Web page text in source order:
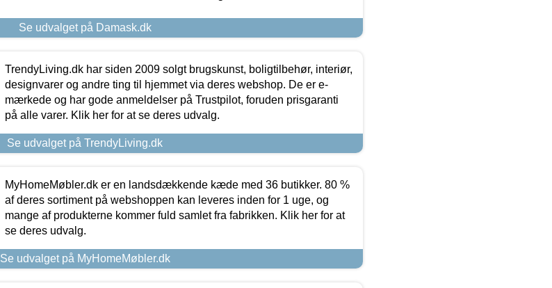
Se udvalget på Damask.dk
TrendyLiving.dk har siden 2009 solgt brugskunst, boligtilbehør, interiør,
designvarer og andre ting til hjemmet via deres webshop. De er e-
mærkede og har gode anmeldelser på Trustpilot, foruden prisgaranti
på alle varer. Klik her for at se deres udvalg.
Se udvalget på TrendyLiving.dk
MyHomeMøbler.dk er en landsdækkende kæde med 36 butikker. 80 %
af deres sortiment på webshoppen kan leveres inden for 1 uge, og
mange af produkterne kommer fuld samlet fra fabrikken. Klik her for at
se deres udvalg.
Se udvalget på MyHomeMøbler.dk